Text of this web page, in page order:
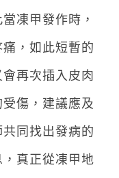
凍甲發作時，
，如此短暫的
再次插入皮肉
傷，建議應及
同找出發病的
真正從凍甲地